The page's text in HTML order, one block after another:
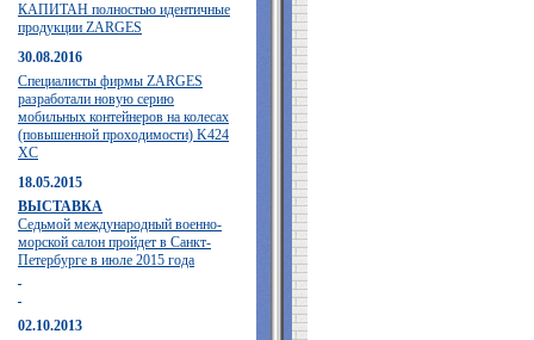
КАПИТАН полностью идентичные
продукции ZARGES
30.08.2016
Специалисты фирмы ZARGES
разработали новую серию
мобильных контейнеров на колесах
(повышенной проходимости) K424
XC
18.05.2015
ВЫСТАВКА
Седьмой международный военно-
морской салон пройдет в Санкт-
Петербурге в июле 2015 года
02.10.2013